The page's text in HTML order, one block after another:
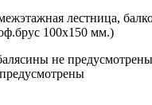
лестница,
100х150 мм.)
не предусмотрены